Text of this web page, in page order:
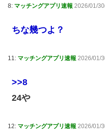
8: マッチングアプリ速報 2026/01/
ちな幾つよ？
11: マッチングアプリ速報 2026/01/
>>8
24や
12: マッチングアプリ速報 2026/01/